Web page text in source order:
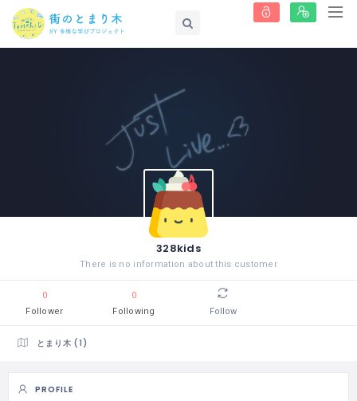
328kids
There is no information about this customer
0
Follower
0
Following
Follow
とまり木 (1)
PROFILE